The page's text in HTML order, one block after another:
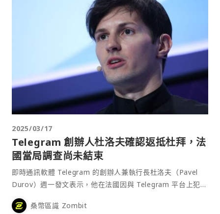
2025/03/17
Telegram 創辦人杜洛夫確認返抵杜拜，法
國當局調查尚未結束
即時通訊軟體 Telegram 的創辦人兼執行長杜洛夫（Pavel
Durov）週一發文表示，他在法國因與 Telegram 平台上犯罪
活動有關的調查而滯留數個月後，現已返回杜拜。他補充說，
相關的調查程序仍在進行，但「回家的感覺真好」。⋯
桑幣區識 Zombit